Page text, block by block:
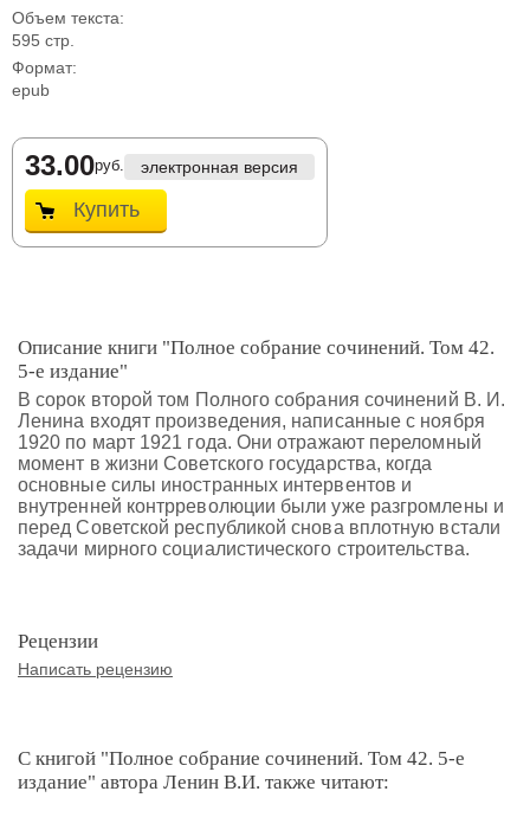
Объем текста:
595 стр.
Формат:
epub
33.00руб. электронная версия
Купить
Описание книги "Полное собрание сочинений. Том 42.
5-е издание"
В сорок второй том Полного собрания сочинений В. И.
Ленина входят произведения, написанные с ноября
1920 по март 1921 года. Они отражают переломный
момент в жизни Советского государства, когда
основные силы иностранных интервентов и
внутренней контрреволюции были уже разгромлены и
перед Советской республикой снова вплотную встали
задачи мирного социалистического строительства.
Рецензии
Написать рецензию
С книгой "Полное собрание сочинений. Том 42. 5-е
издание" автора Ленин В.И. также читают: